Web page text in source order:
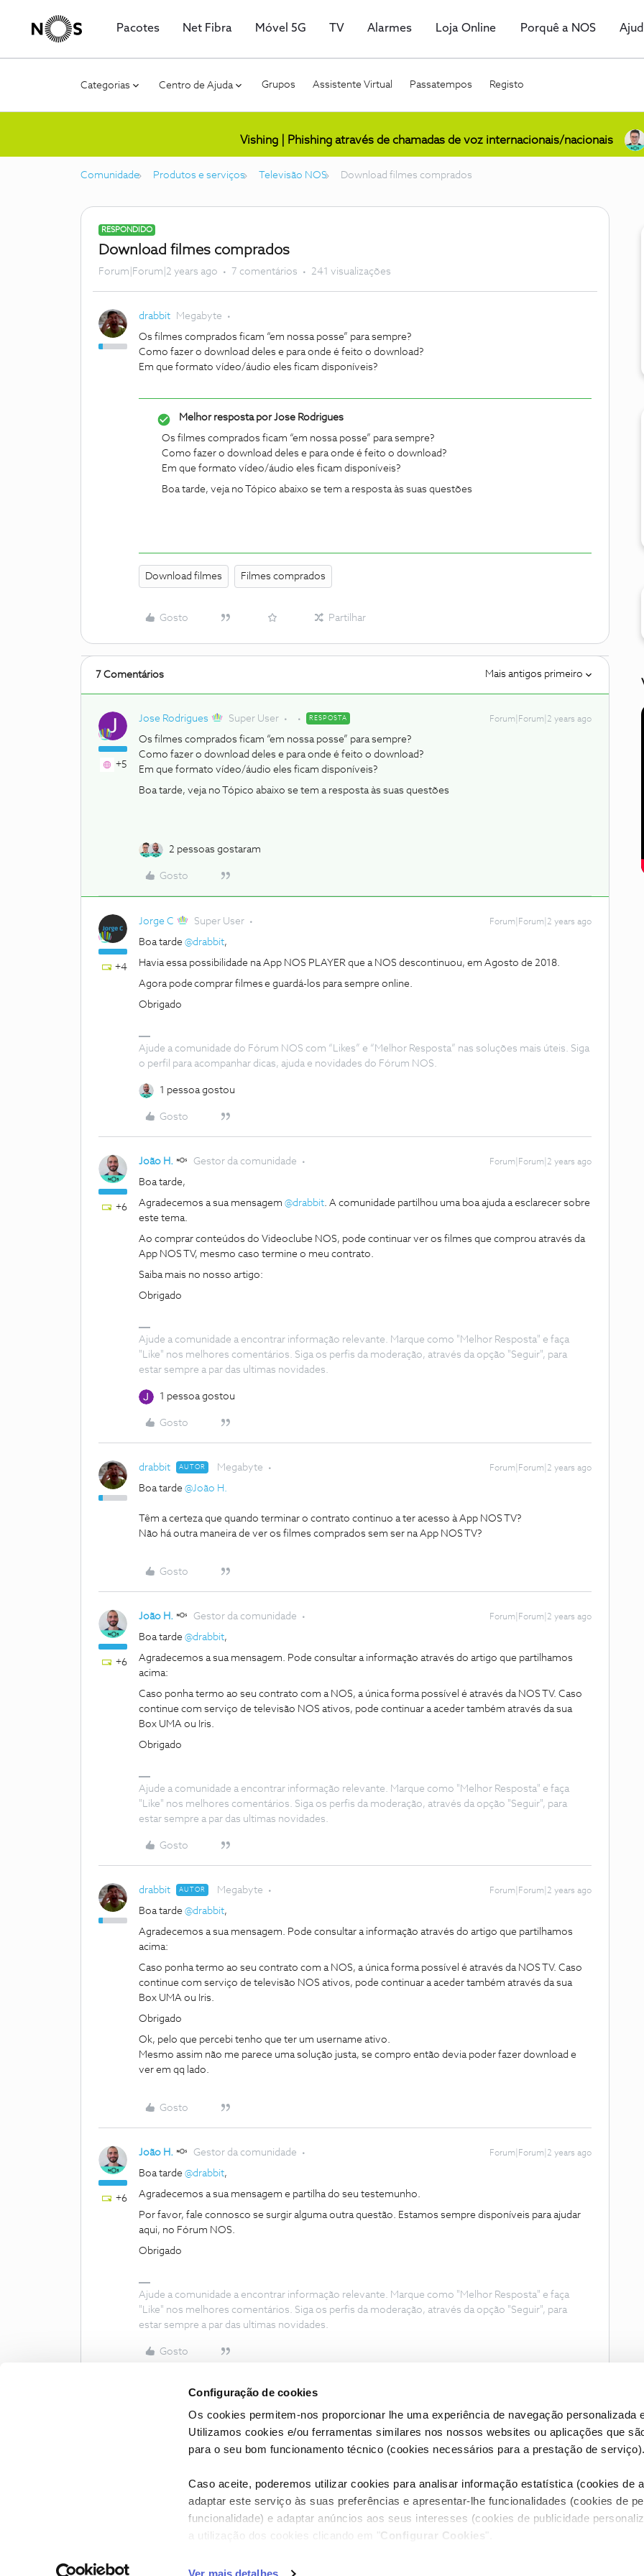
Configuração de cookies
Os cookies permitem-nos proporcionar lhe uma experiência de navegação personalizada
Utilizamos cookies e/ou ferramentas similares nos nossos websites ou aplicações que
para o seu bom funcionamento técnico (cookies necessários para a prestação de serviço).
Caso aceite, poderemos utilizar cookies para analisar informação estatística (cookies de
adaptar este serviço às suas preferências e apresentar-lhe funcionalidades (cookies de
funcionalidade) e adaptar anúncios aos seus interesses (cookies de publicidade
a utilização dos cookies clicando em " Configurar Cookies ".
Ver mais detalhes
Pacotes Net Fibra Móvel 5G TV Alarmes Loja Online Porquê a NOS
Categorias Centro de Ajuda Grupos Assistente Virtual Passatempos Registo
Vishing | Phishing através de chamadas de voz internacionais/nacionais
Comunidade Produtos e serviços Televisão NOS Download filmes comprados
RESPONDIDO
Download filmes comprados
Forum|Forum|2 years ago 7 comentários 241 visualizações
drabbit Megabyte
Os filmes comprados ficam “em nossa posse” para sempre?
Como fazer o download deles e para onde é feito o download?
Em que formato vídeo/áudio eles ficam disponíveis?
Melhor resposta porJose Rodrigues
Os filmes comprados ficam “em nossa posse” para sempre?
Como fazer o download deles e para onde é feito o download?
Em que formato vídeo/áudio eles ficam disponíveis?
Boa tarde, veja no Tópico abaixo se tem a resposta às suas questões
Download filmes Filmes comprados
Gosto Partilhar
7 Comentários Mais antigos primeiro
+5
Jose Rodrigues Super User RESPOSTA Forum|Forum|2 years ago
Os filmes comprados ficam “em nossa posse” para sempre?
Como fazer o download deles e para onde é feito o download?
Em que formato vídeo/áudio eles ficam disponíveis?
Boa tarde, veja no Tópico abaixo se tem a resposta às suas questões
2 pessoas gostaram
Gosto
+4
Jorge C Super User Forum|Forum|2 years ago
Boa tarde @drabbit,
Havia essa possibilidade na App NOS PLAYER que a NOS descontinuou, em Agosto de 2018.
Agora pode comprar filmes e guardá-los para sempre online.
Obrigado
Ajude a comunidade do Fórum NOS com “Likes” e “Melhor Resposta” nas soluções mais úteis. Siga
o perfil para acompanhar dicas, ajuda e novidades do Fórum NOS.
1 pessoa gostou
Gosto
+6
João H. Gestor da comunidade Forum|Forum|2 years ago
Boa tarde,
Agradecemos a sua mensagem @drabbit. A comunidade partilhou uma boa ajuda a esclarecer sobre
este tema.
Ao comprar conteúdos do Videoclube NOS, pode continuar ver os filmes que comprou através da
App NOS TV, mesmo caso termine o meu contrato.
Saiba mais no nosso artigo:
Obrigado
Ajude a comunidade a encontrar informação relevante. Marque como "Melhor Resposta" e faça
"Like" nos melhores comentários. Siga os perfis da moderação, através da opção "Seguir", para
estar sempre a par das ultimas novidades.
1 pessoa gostou
Gosto
drabbit AUTOR Megabyte Forum|Forum|2 years ago
Boa tarde @João H.
Têm a certeza que quando terminar o contrato continuo a ter acesso à App NOS TV?
Não há outra maneira de ver os filmes comprados sem ser na App NOS TV?
Gosto
+6
João H. Gestor da comunidade Forum|Forum|2 years ago
Boa tarde @drabbit,
Agradecemos a sua mensagem. Pode consultar a informação através do artigo que partilhamos
acima:
Caso ponha termo ao seu contrato com a NOS, a única forma possível é através da NOS TV. Caso
continue com serviço de televisão NOS ativos, pode continuar a aceder também através da sua
Box UMA ou Iris.
Obrigado
Ajude a comunidade a encontrar informação relevante. Marque como "Melhor Resposta" e faça
"Like" nos melhores comentários. Siga os perfis da moderação, através da opção "Seguir", para
estar sempre a par das ultimas novidades.
Gosto
drabbit AUTOR Megabyte Forum|Forum|2 years ago
Boa tarde @drabbit,
Agradecemos a sua mensagem. Pode consultar a informação através do artigo que partilhamos
acima:
Caso ponha termo ao seu contrato com a NOS, a única forma possível é através da NOS TV. Caso
continue com serviço de televisão NOS ativos, pode continuar a aceder também através da sua
Box UMA ou Iris.
Obrigado
Ok, pelo que percebi tenho que ter um username ativo.
Mesmo assim não me parece uma solução justa, se compro então devia poder fazer download e
ver em qq lado.
Gosto
+6
João H. Gestor da comunidade Forum|Forum|2 years ago
Boa tarde @drabbit,
Agradecemos a sua mensagem e partilha do seu testemunho.
Por favor, fale connosco se surgir alguma outra questão. Estamos sempre disponíveis para ajudar
aqui, no Fórum NOS.
Obrigado
Ajude a comunidade a encontrar informação relevante. Marque como "Melhor Resposta" e faça
"Like" nos melhores comentários. Siga os perfis da moderação, através da opção "Seguir", para
estar sempre a par das ultimas novidades.
Gosto
Condições do Fórum NOS Accessibility statement